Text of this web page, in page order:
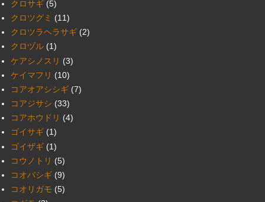
クロサギ (5)
クロツグミ (11)
クロツラヘラサギ (2)
クロヅル (1)
ケアシノスリ (3)
ケイマフリ (10)
コアオアシシギ (7)
コアジサシ (33)
コアホウドリ (4)
ゴイサギ (1)
ゴイザギ (1)
コウノトリ (5)
コオバシギ (9)
コオリガモ (5)